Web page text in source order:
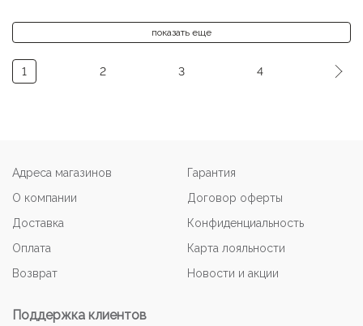
показать еще
1 2 3 4
Адреса магазинов
О компании
Доставка
Оплата
Возврат
Гарантия
Договор оферты
Конфиденциальность
Карта лояльности
Новости и акции
Поддержка клиентов